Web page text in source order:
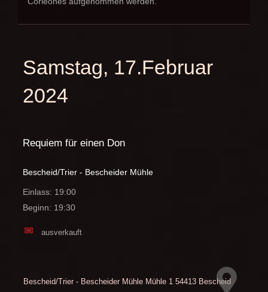
Samstag, 17.Februar
2024
Requiem für einen Don
Bescheid/Trier - Bescheider Mühle
Einlass: 19:00
Beginn: 19:30
ausverkauft
Bescheid/Trier - Bescheider MühleMühle 1 54413 Bescheid